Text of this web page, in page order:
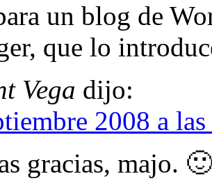
un blog de
que lo
Vega dijo:
2008 a
gracias, majo. 🙂